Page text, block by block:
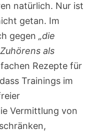
natürlich. Nur ist
getan. Im
gegen„die
als
Rezepte für
Trainings im
Vermittlung von